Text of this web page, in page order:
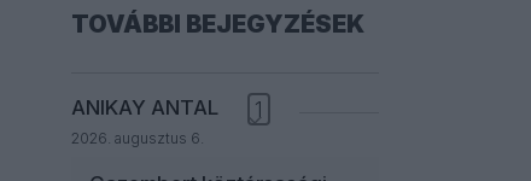
TOVÁBBI BEJEGYZÉSEK
ANIKAY ANTAL
2026. augusztus 6.
1